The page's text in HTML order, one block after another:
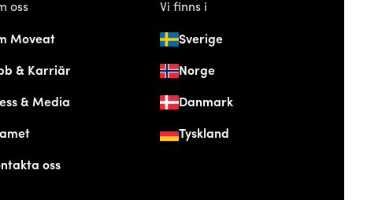
oss
Moveat
& Karriär
& Media
oss
Vi finns i
Sverige
Norge
Danmark
Tyskland